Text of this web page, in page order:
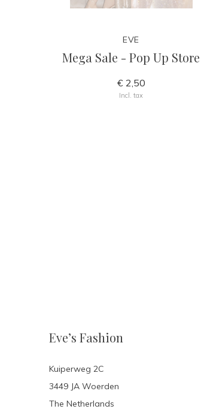
EVE
Mega Sale - Pop Up Store
€ 2,50
Incl. tax
Eve’s Fashion
Kuiperweg 2C
3449 JA Woerden
The Netherlands